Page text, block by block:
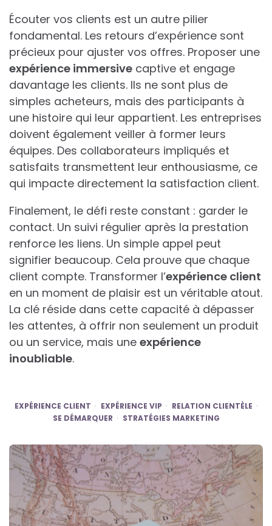
Écouter vos clients est un autre pilier
fondamental. Les retours d’expérience sont
précieux pour ajuster vos offres. Proposer une
expérience immersive captive et engage
davantage les clients. Ils ne sont plus de
simples acheteurs, mais des participants à
une histoire qui leur appartient. Les entreprises
doivent également veiller à former leurs
équipes. Des collaborateurs impliqués et
satisfaits transmettent leur enthousiasme, ce
qui impacte directement la satisfaction client.
Finalement, le défi reste constant : garder le
contact. Un suivi régulier après la prestation
renforce les liens. Un simple appel peut
signifier beaucoup. Cela prouve que chaque
client compte. Transformer l’expérience client
en un moment de plaisir est un véritable atout.
La clé réside dans cette capacité à dépasser
les attentes, à offrir non seulement un produit
ou un service, mais une expérience
inoubliable.
EXPÉRIENCE CLIENT EXPÉRIENCE VIP
RELATION CLIENTÈLE
SE DÉMARQUER
STRATÉGIES MARKETING
Post
navigation